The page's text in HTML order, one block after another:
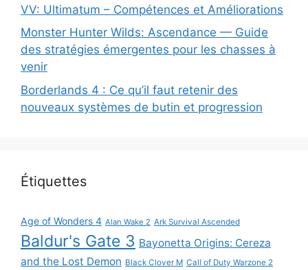
VV: Ultimatum – Compétences et Améliorations
Monster Hunter Wilds: Ascendance — Guide
des stratégies émergentes pour les chasses à
venir
Borderlands 4 : Ce qu’il faut retenir des
nouveaux systèmes de butin et progression
Étiquettes
Age of Wonders 4 Alan Wake 2 Ark Survival Ascended
Baldur's Gate 3 Bayonetta Origins: Cereza
and the Lost Demon Black Clover M Call of Duty Warzone 2